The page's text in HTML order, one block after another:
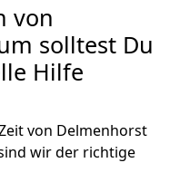
von
solltest Du
Hilfe
von Delmenhorst
wir der richtige